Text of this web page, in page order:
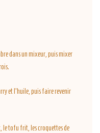
dans un mixeur, puis mixer
et l'huile, puis faire revenir
le tofu frit, les croquettes de